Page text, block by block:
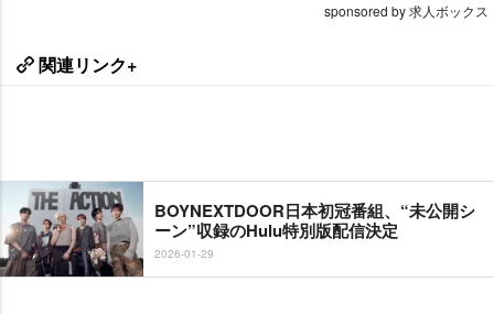
sponsored by 求人ボックス
関連リンク+
BOYNEXTDOOR日本初冠番組、“未公開シ
ーン”収録のHulu特別版配信決定
2026-01-29